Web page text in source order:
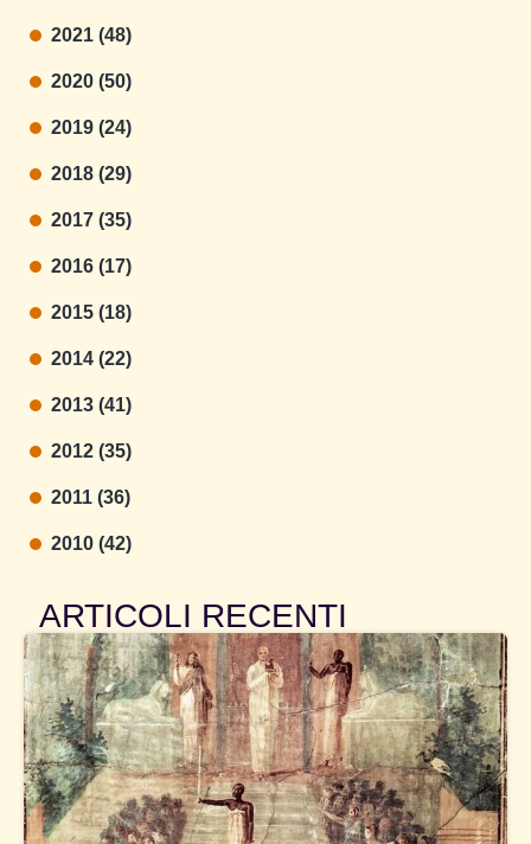
2021 (48)
2020 (50)
2019 (24)
2018 (29)
2017 (35)
2016 (17)
2015 (18)
2014 (22)
2013 (41)
2012 (35)
2011 (36)
2010 (42)
ARTICOLI RECENTI